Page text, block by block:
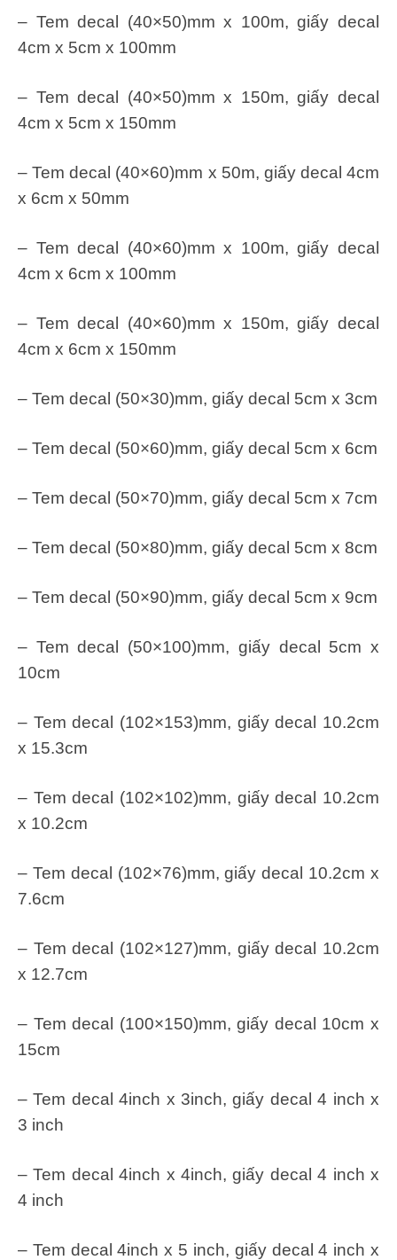
– Tem decal (40×50)mm x 100m, giấy decal
4cm x 5cm x 100mm
– Tem decal (40×50)mm x 150m, giấy decal
4cm x 5cm x 150mm
– Tem decal (40×60)mm x 50m, giấy decal 4cm
x 6cm x 50mm
– Tem decal (40×60)mm x 100m, giấy decal
4cm x 6cm x 100mm
– Tem decal (40×60)mm x 150m, giấy decal
4cm x 6cm x 150mm
– Tem decal (50×30)mm, giấy decal 5cm x 3cm
– Tem decal (50×60)mm, giấy decal 5cm x 6cm
– Tem decal (50×70)mm, giấy decal 5cm x 7cm
– Tem decal (50×80)mm, giấy decal 5cm x 8cm
– Tem decal (50×90)mm, giấy decal 5cm x 9cm
– Tem decal (50×100)mm, giấy decal 5cm x
10cm
– Tem decal (102×153)mm, giấy decal 10.2cm
x 15.3cm
– Tem decal (102×102)mm, giấy decal 10.2cm
x 10.2cm
– Tem decal (102×76)mm, giấy decal 10.2cm x
7.6cm
– Tem decal (102×127)mm, giấy decal 10.2cm
x 12.7cm
– Tem decal (100×150)mm, giấy decal 10cm x
15cm
– Tem decal 4inch x 3inch, giấy decal 4 inch x
3 inch
– Tem decal 4inch x 4inch, giấy decal 4 inch x
4 inch
– Tem decal 4inch x 5 inch, giấy decal 4 inch x